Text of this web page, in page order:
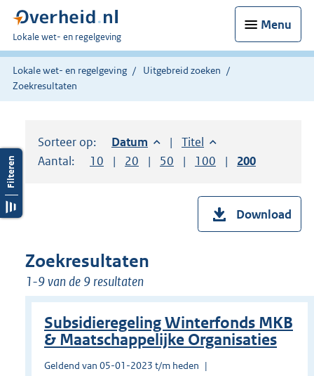
Menu
U
bent
hier:
Lokale wet- en regelgeving
Lokale wet- en regelgeving
Uitgebreid zoeken
Zoekresultaten
Sorteer op: Sorteer op:
Datum aflopendSorteer op:
Titel oplopend
Aantal:
Toon
10 resultaten per pagina
Toon
20 resultaten per pagina
Toon
50 resultaten per pagina
Toon
100 resultaten per
Toon
200
Download
Zoekresultaten
1-9 van de 9 resultaten
Subsidieregeling Winterfonds MKB
& Maatschappelijke Organisaties
Geldend van 05-01-2023 t/m heden